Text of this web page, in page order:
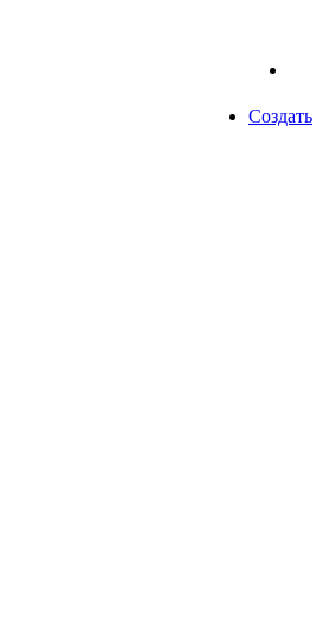
Создать